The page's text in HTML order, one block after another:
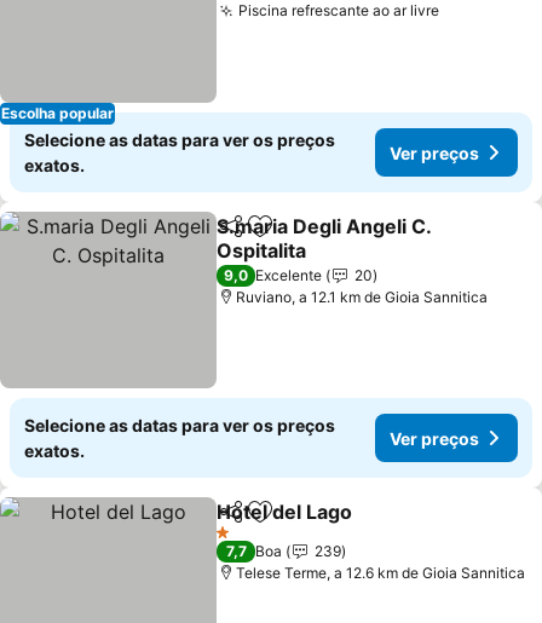
Escolha popular
Piscina refrescante ao ar livreVer preços
Selecione as datas para ver os preços
exatos.
Ver preços
PartilharAdicionar aos favoritos
S.maria Degli Angeli C.
Ospitalita
Ver preços
9,0 Excelente
20
Ruviano, a 12.1 km de Gioia Sannitica
Selecione as datas para ver os preços
exatos.
Ver preços
PartilharAdicionar aos favoritos
Hotel del Lago
1 Estrelas
7,7 Boa
239
Telese Terme, a 12.6 km de Gioia Sannitica